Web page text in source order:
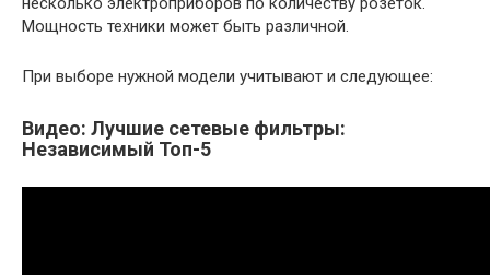
Мощность техники может быть различной.
При выборе нужной модели учитывают и следующее:
Видео: Лучшие сетевые фильтры:
Независимый Топ-5